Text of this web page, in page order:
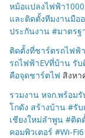
หม้อแปลงไฟฟ้า
และติดตั้งทีมงานมือ
ประกันงาน #มาตร
ติดตั้งที่ชาร์ตรถไฟฟ้
รถไฟฟ้าEVที่บ้าน รั
คือจุดชาร์ตไฟ สิงหา
รวมงาน หจก.พร้อมรั
โกดัง สร้างบ้าน #รั
เชียงใหม่ลำพูน #ติ
คอมพิวเตอร์ #Wi-Fi6